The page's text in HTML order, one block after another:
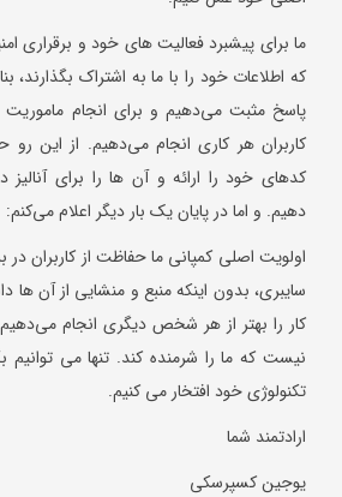
ما برای پیشبرد فعالیت های خود و برقراری
که اطلاعات خود را با ما به اشتراک بگذارند،
پاسخ مثبت می‌دهیم و برای انجام
کاربران هر کاری انجام می‌دهیم. از این
کدهای خود را ارائه و آن ها را برای آنالیز
دهیم. و اما در پایان یک بار دیگر اعلام می‌کنم:
اولویت اصلی کمپانی ما حفاظت از کاربران در
سایبری، بدون اینکه منبع و منشایی از آن ها
کار را بهتر از هر شخص دیگری انجام
نیست که ما را شرمنده کند. تنها می
تکنولوژی خود افتخار می کنیم.
ارادتمند شما
یوجین کسپرسکی